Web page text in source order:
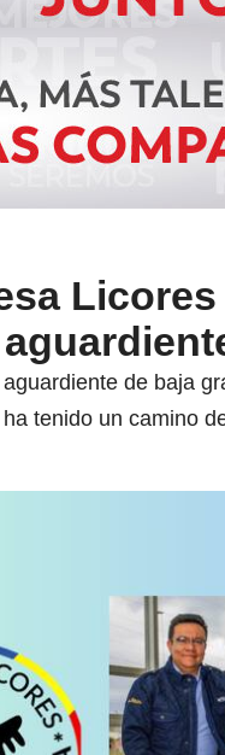
de baja
tenido un camino